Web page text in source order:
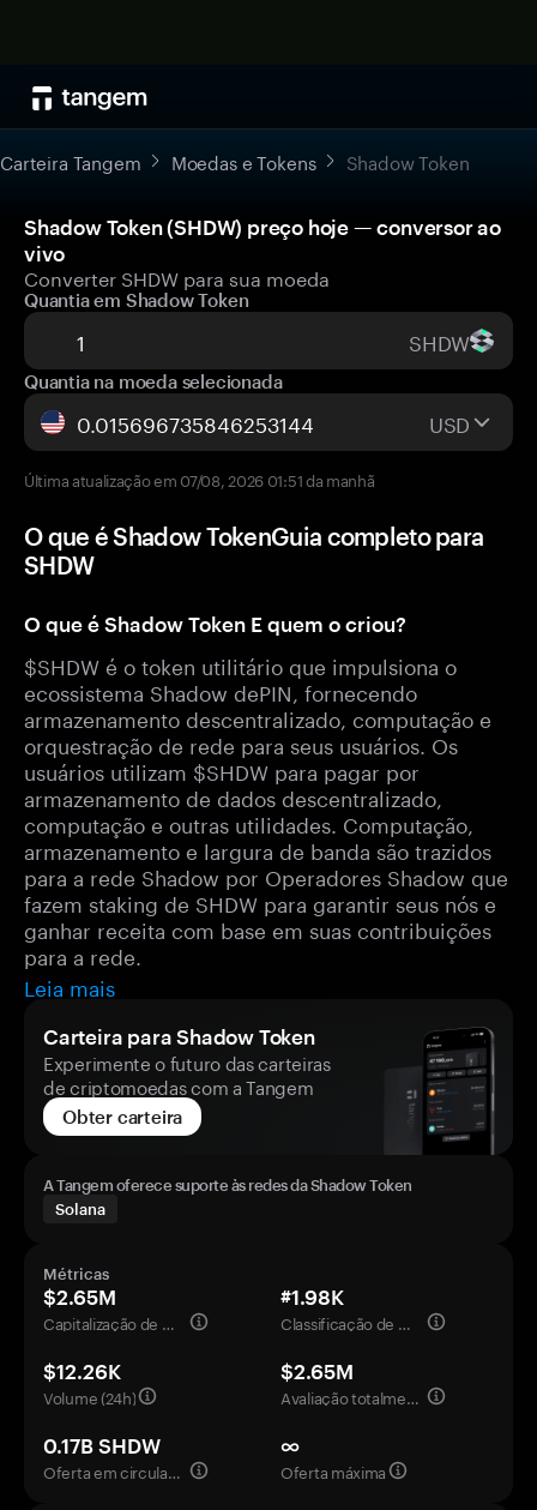
Carteira Tangem Moedas e Tokens Shadow Token
Shadow Token (SHDW) preço hoje — conversor ao
vivo
Converter SHDW para sua moeda
Quantia em Shadow Token
SHDW
Quantia na moeda selecionada
USD
Última atualização em 07/08, 2026 01:51 da manhã
O que é Shadow TokenGuia completo para
SHDW
O que é Shadow Token E quem o criou?
$SHDW é o token utilitário que impulsiona o
ecossistema Shadow dePIN, fornecendo
armazenamento descentralizado, computação e
orquestração de rede para seus usuários. Os
usuários utilizam $SHDW para pagar por
armazenamento de dados descentralizado,
computação e outras utilidades. Computação,
armazenamento e largura de banda são trazidos
para a rede Shadow por Operadores Shadow que
fazem staking de SHDW para garantir seus nós e
ganhar receita com base em suas contribuições
para a rede.
Leia mais
Carteira para Shadow Token
Experimente o futuro das carteiras
de criptomoedas com a Tangem
Obter carteira
A Tangem oferece suporte às redes da Shadow Token
Solana
Métricas
$2.65M
Capitalização de mercado
#1.98K
Classificação de mercado
$12.26K
Volume (24h)
$2.65M
Avaliação totalmente diluída
0.17B SHDW
Oferta em circulação
∞
Oferta máxima